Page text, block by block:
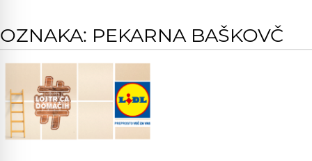
OZNAKA: PEKARNA BAŠKOVČ